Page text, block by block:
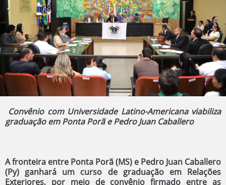
Convênio com Universidade Latino-Americana viabiliza
graduação em Ponta Porã e Pedro Juan Caballero
A fronteira entre Ponta Porã (MS) e Pedro Juan Caballero
(Py) ganhará um curso de graduação em Relações
Exteriores, por meio de convênio firmado entre as